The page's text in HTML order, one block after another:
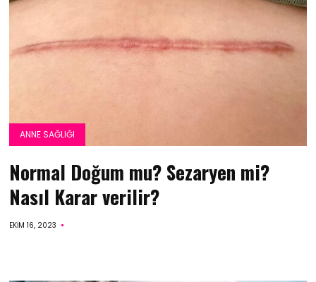
ANNE SAĞLIĞI
Normal Doğum mu? Sezaryen mi?
Nasıl Karar verilir?
EKIM 16, 2023